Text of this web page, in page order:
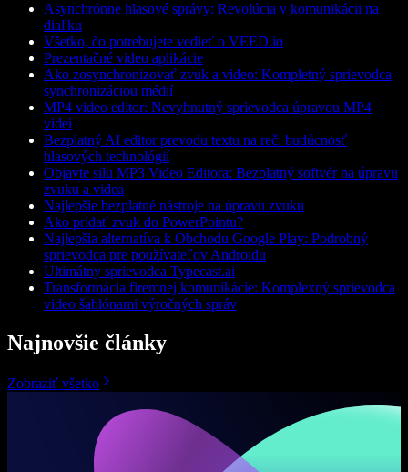
Asynchrónne hlasové správy: Revolúcia v komunikácii na
diaľku
Všetko, čo potrebujete vedieť o VEED.io
Prezentačné video aplikácie
Ako zosynchronizovať zvuk a video: Kompletný sprievodca
synchronizáciou médií
MP4 video editor: Nevyhnutný sprievodca úpravou MP4
videí
Bezplatný AI editor prevodu textu na reč: budúcnosť
hlasových technológií
Objavte silu MP3 Video Editora: Bezplatný softvér na úpravu
zvuku a videa
Najlepšie bezplatné nástroje na úpravu zvuku
Ako pridať zvuk do PowerPointu?
Najlepšia alternatíva k Obchodu Google Play: Podrobný
sprievodca pre používateľov Androidu
Ultimátny sprievodca Typecast.ai
Transformácia firemnej komunikácie: Komplexný sprievodca
video šablónami výročných správ
Najnovšie články
Zobraziť všetko